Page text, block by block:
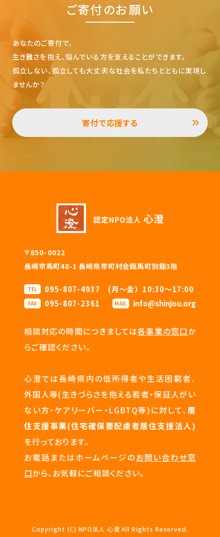
ご寄付のお願い
あなたのご寄付で、
生き難さを抱え、悩んでいる方を支えることができます。
孤立しない、孤立しても大丈夫な社会を私たちとともに実現し
ませんか？
寄付で応援する
〒850-0022
長崎市馬町48-1 長崎県市町村会館馬町別館3階
TEL 095-807-4937 (月〜金）10:30〜17:00
FAX 095-807-2361 MAIL info@shinjou.org
相談対応の時間につきましては各事業の窓口か
らご確認ください。
心澄では長崎県内の低所得者や生活困窮者、
外国人等(生きづらさを抱える若者・保証人がい
ない方・ケアリーバー・LGBTQ等)に対して、居
住支援事業(住宅確保要配慮者居住支援法人)
を行っております。
お電話またはホームページのお問い合わせ窓
口から、お気軽にご相談ください。
Copyright (C) NPO法人 心澄 All Rights Reserved.